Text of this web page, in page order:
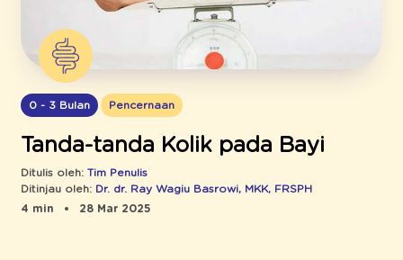
0 - 3 Bulan Pencernaan
Tanda-tanda Kolik pada Bayi
Ditulis oleh: Tim Penulis
Ditinjau oleh: Dr. dr. Ray Wagiu Basrowi, MKK, FRSPH
4 min
28 Mar 2025